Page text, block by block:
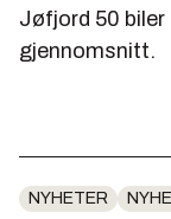
Jøfjord 50 biler
gjennomsnitt.
NYHETER